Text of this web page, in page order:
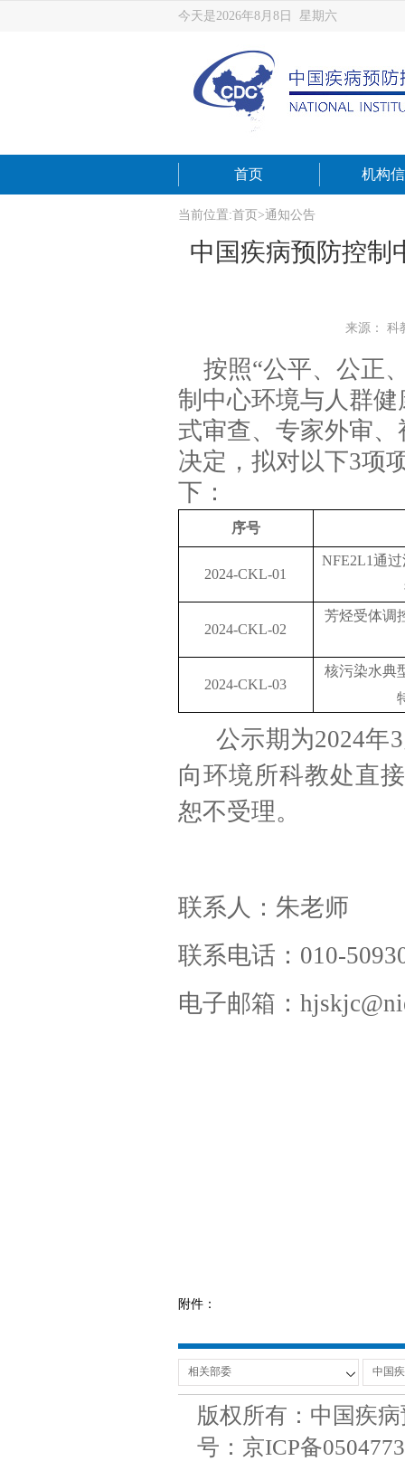
今天是2026年8月8日 星期六
首页 机构
当前位置:首页 >通知公告
中国疾病预防控制
来源： 科
按照“公平、公正
制中心环境与人群
式审查、专家外审
决定，拟对以下3项
下：
序号
2024-CKL-01
NFE2L1通
2024-CKL-02
芳烃受体调
2024-CKL-03
核污染水典
公示期为2024年3
向环境所科教处直
恕不受理。
联系人： 朱老师
联系电话： 010-
电子邮箱：
附件：
版权所有：中国疾
号：京ICP备